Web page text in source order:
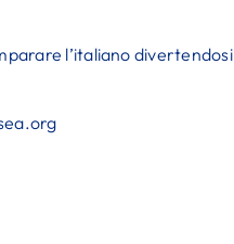
l’italiano divertendosi